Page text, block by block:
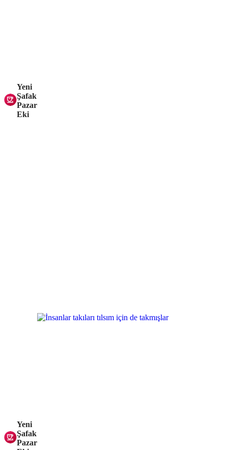
Yeni
Şafak
Pazar
Eki
Yeni
Şafak
Pazar